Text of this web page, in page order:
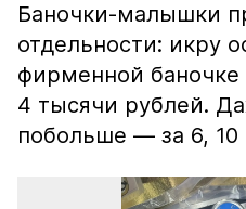
Баночки-малышки
отдельности: икру
фирменной
4 тысячи рублей.
побольше — за 6, 10